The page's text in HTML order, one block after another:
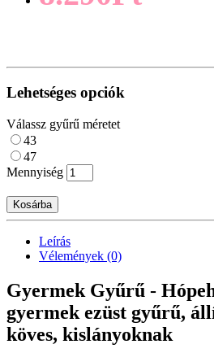
Lehetséges opciók
Válassz gyűrű méretet
43
47
Mennyiség
Kosárba
Leírás
Vélemények (0)
Gyermek Gyűrű -
gyermek ezüst gyűrű,
köves, kislányoknak